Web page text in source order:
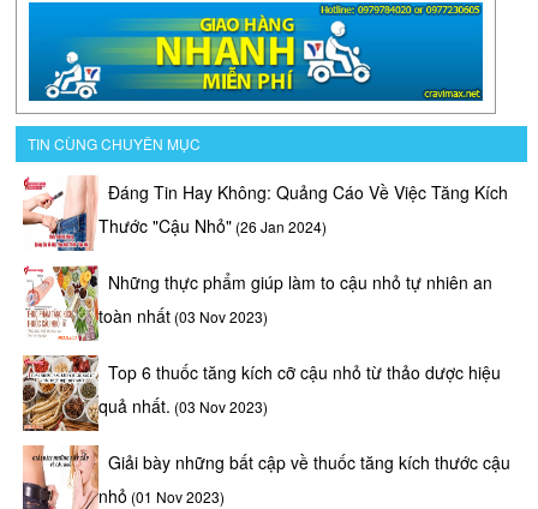
TIN CÙNG CHUYÊN MỤC
Đáng Tin Hay Không: Quảng Cáo Về Việc Tăng Kích
Thước "Cậu Nhỏ" (26 Jan 2024)
Những thực phẩm giúp làm to cậu nhỏ tự nhiên an
toàn nhất (03 Nov 2023)
Top 6 thuốc tăng kích cỡ cậu nhỏ từ thảo dược hiệu
quả nhất. (03 Nov 2023)
Giải bày những bất cập về thuốc tăng kích thước cậu
nhỏ (01 Nov 2023)